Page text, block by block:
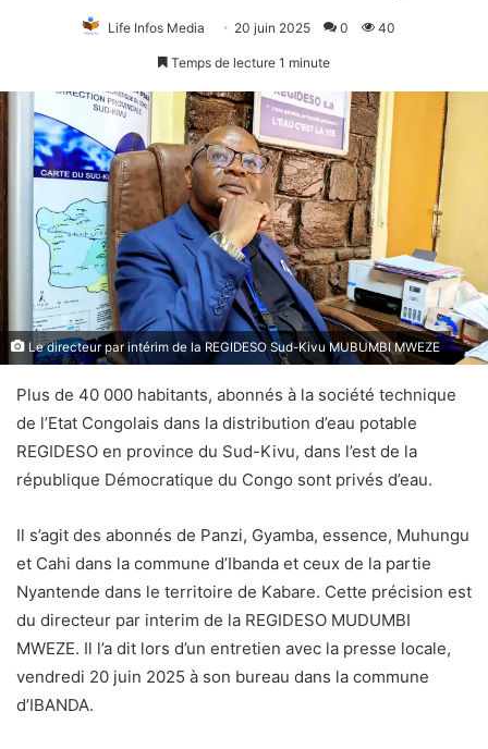
Life Infos Media 20 juin 2025 0 40
Temps de lecture 1 minute
Le directeur par intérim de la REGIDESO Sud-Kivu MUBUMBI MWEZE
Plus de 40 000 habitants, abonnés à la société technique
de l’Etat Congolais dans la distribution d’eau potable
REGIDESO en province du Sud-Kivu, dans l’est de la
république Démocratique du Congo sont privés d’eau.
Il s’agit des abonnés de Panzi, Gyamba, essence, Muhungu
et Cahi dans la commune d’Ibanda et ceux de la partie
Nyantende dans le territoire de Kabare. Cette précision est
du directeur par interim de la REGIDESO MUDUMBI
MWEZE. Il l’a dit lors d’un entretien avec la presse locale,
vendredi 20 juin 2025 à son bureau dans la commune
d’IBANDA.